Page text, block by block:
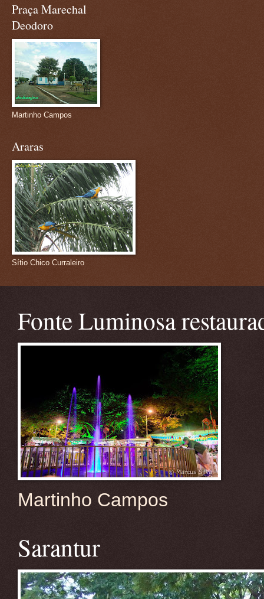
Praça Marechal
Deodoro
Martinho Campos
Araras
Sítio Chico Curraleiro
Fonte Luminosa
Martinho Campos
Sarantur